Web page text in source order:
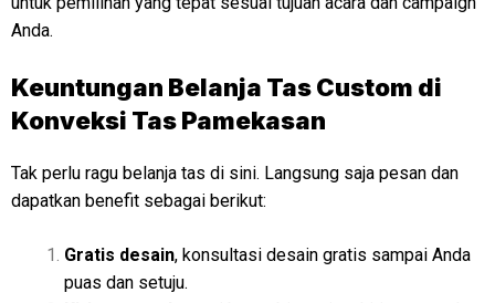
Anda.
Keuntungan Belanja Tas Custom di
Konveksi Tas Pamekasan
Tak perlu ragu belanja tas di sini. Langsung saja pesan dan
dapatkan benefit sebagai berikut:
Gratis desain, konsultasi desain gratis sampai Anda
puas dan setuju.